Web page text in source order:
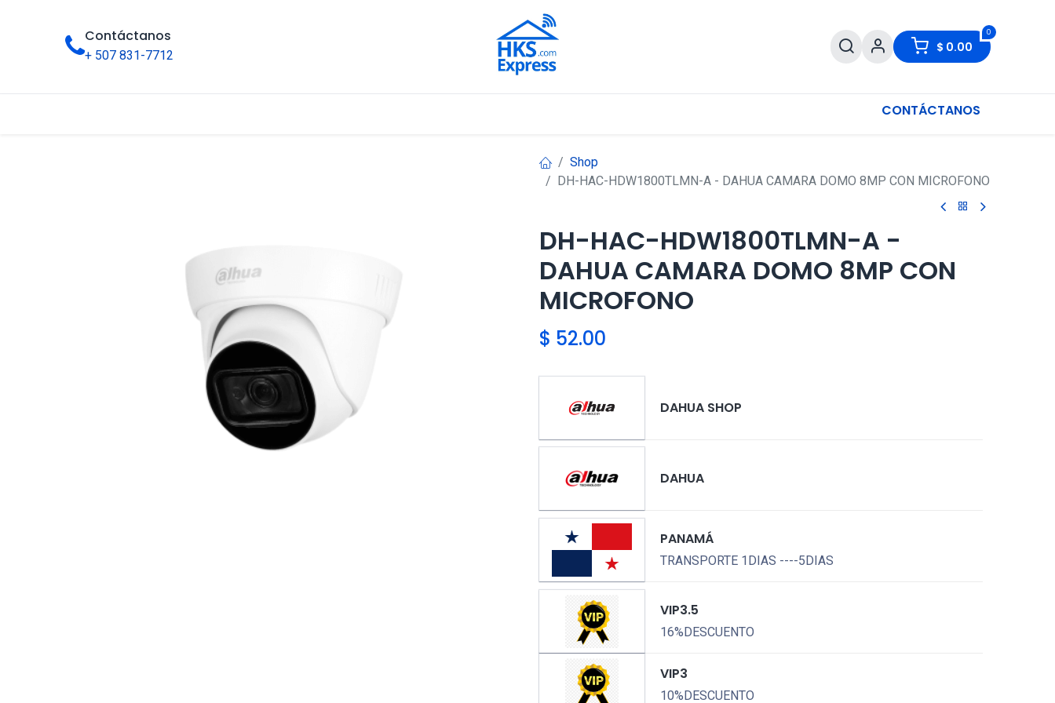
Contáctanos
+ 507 831-7712
0
$ 0.00
CONTÁCTANOS
Shop
DH-HAC-HDW1800TLMN-A - DAHUA CAMARA DOMO 8MP CON MICROFONO
DH-HAC-HDW1800TLMN-A -
DAHUA CAMARA DOMO 8MP CON
MICROFONO
$ 52.00
DAHUA SHOP
DAHUA
PANAMÁ
TRANSPORTE 1DIAS ----5DIAS
VIP3.5
16%DESCUENTO
VIP3
10%DESCUENTO